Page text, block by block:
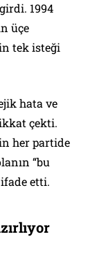
1994
üçe
tek isteği
hata ve
çekti.
her partide
“bu
etti.